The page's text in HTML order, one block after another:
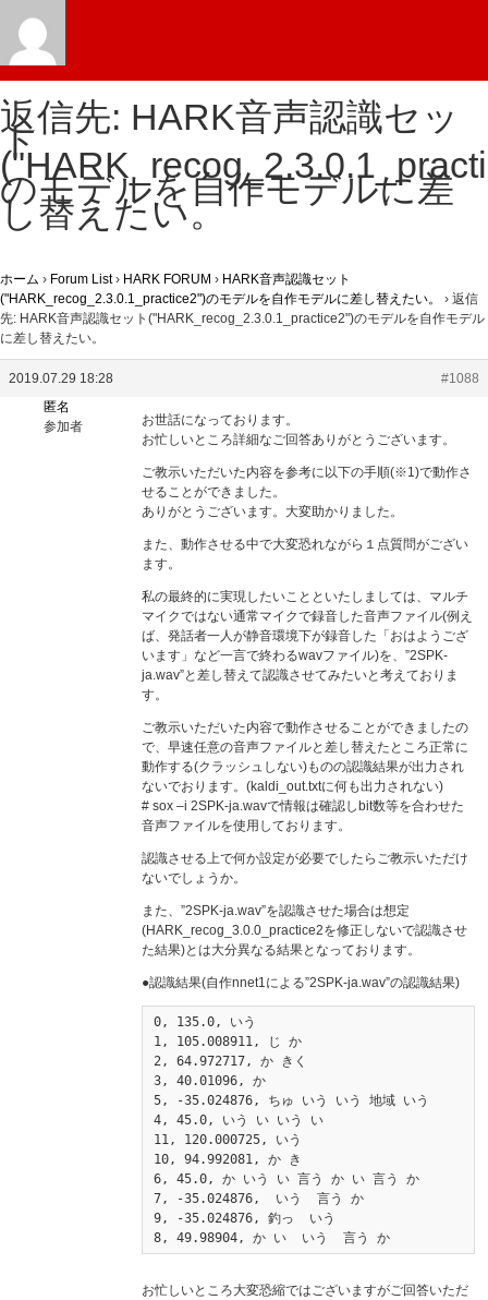
返信先: HARK音声認識セッ
ト
のモデルを自作モデルに差
し替えたい。
ホーム › Forum List › HARK FORUM › HARK音声認識セット
("HARK_recog_2.3.0.1_practice2")のモデルを自作モデルに差し替えたい。
› 返信
先: HARK音声認識セット("HARK_recog_2.3.0.1_practice2")のモデルを自作モデル
に差し替えたい。
2019.07.29 18:28
#1088
匿名
参加者
お世話になっております。
お忙しいところ詳細なご回答ありがとうございます。
ご教示いただいた内容を参考に以下の手順(※1)で動作さ
せることができました。
ありがとうございます。大変助かりました。
また、動作させる中で大変恐れながら１点質問がござい
ます。
私の最終的に実現したいことといたしましては、マルチ
マイクではない通常マイクで録音した音声ファイル(例え
ば、発話者一人が静音環境下が録音した「おはようござ
います」など一言で終わるwavファイル)を、”2SPK-
ja.wav”と差し替えて認識させてみたいと考えておりま
す。
ご教示いただいた内容で動作させることができましたの
で、早速任意の音声ファイルと差し替えたところ正常に
動作する(クラッシュしない)ものの認識結果が出力され
ないでおります。(kaldi_out.txtに何も出力されない)
# sox –i 2SPK-ja.wavで情報は確認しbit数等を合わせた
音声ファイルを使用しております。
認識させる上で何か設定が必要でしたらご教示いただけ
ないでしょうか。
また、”2SPK-ja.wav”を認識させた場合は想定
(HARK_recog_3.0.0_practice2を修正しないで認識させ
た結果)とは大分異なる結果となっております。
●認識結果(自作nnet1による”2SPK-ja.wav”の認識結果)
0, 135.0, いう
1, 105.008911, じ か
2, 64.972717, か きく
3, 40.01096, か
5, -35.024876, ちゅ いう いう 地域 いう
4, 45.0, いう い いう い
11, 120.000725, いう
10, 94.992081, か き
6, 45.0, か いう い 言う か い 言う か
7, -35.024876,  いう  言う か
9, -35.024876, 釣っ  いう
8, 49.98904, か い  いう  言う か
お忙しいところ大変恐縮ではございますがご回答いただ